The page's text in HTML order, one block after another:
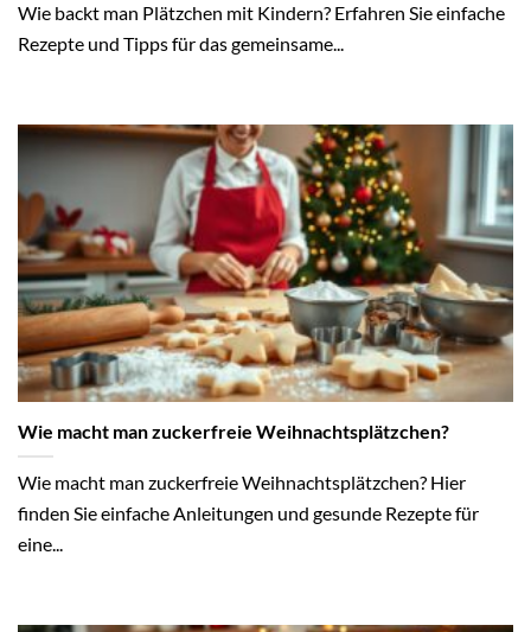
Wie backt man Plätzchen mit Kindern? Erfahren Sie einfache
Rezepte und Tipps für das gemeinsame...
Wie macht man zuckerfreie Weihnachtsplätzchen?
Wie macht man zuckerfreie Weihnachtsplätzchen? Hier
finden Sie einfache Anleitungen und gesunde Rezepte für
eine...